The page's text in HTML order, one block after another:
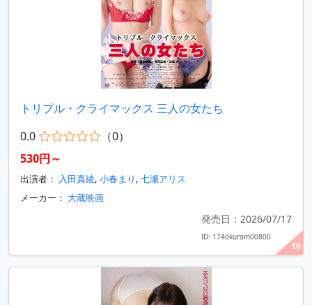
16
トリプル・クライマックス 三人の女たち
0.0
（0）
530円～
出演者： 入田真綾, 小春まり , 七瀬アリス
メーカー： 大蔵映画
発売日：2026/07/17
ID: 174okuram00800